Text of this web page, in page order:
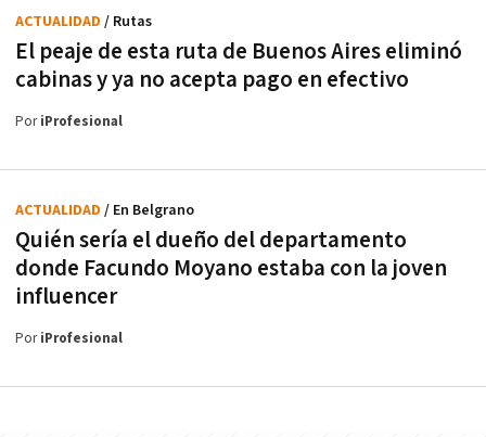
El peaje de esta ruta de Buenos Aires eliminó
cabinas y ya no acepta pago en efectivo
ACTUALIDAD / Rutas
PoriProfesional
Quién sería el dueño del departamento
donde Facundo Moyano estaba con la joven
influencer
ACTUALIDAD / En Belgrano
PoriProfesional